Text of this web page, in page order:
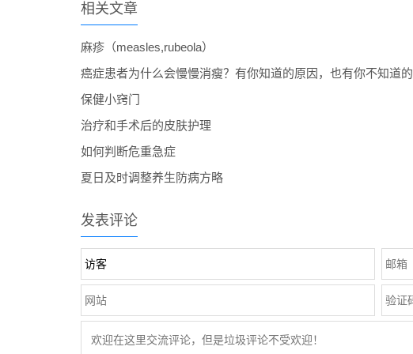
相关文章
麻疹（measles,rubeola）
癌症患者为什么会慢慢消瘦？有你知道的原因，也有你不知道的
保健小窍门
治疗和手术后的皮肤护理
如何判断危重急症
夏日及时调整养生防病方略
发表评论